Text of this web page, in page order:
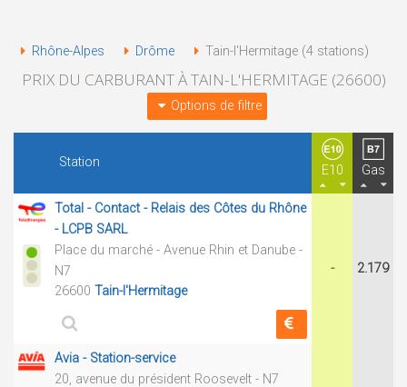
Rhône-Alpes Drôme Tain-l'Hermitage (4 stations)
PRIX DU CARBURANT À TAIN-L'HERMITAGE (26600)
Options de filtre
Station
E10 Gas
Total - Contact - Relais des Côtes du Rhône
- LCPB SARL
Place du marché - Avenue Rhin et Danube -
N7
26600 Tain-l'Hermitage
- 2.179
Avia - Station-service
20, avenue du président Roosevelt - N7